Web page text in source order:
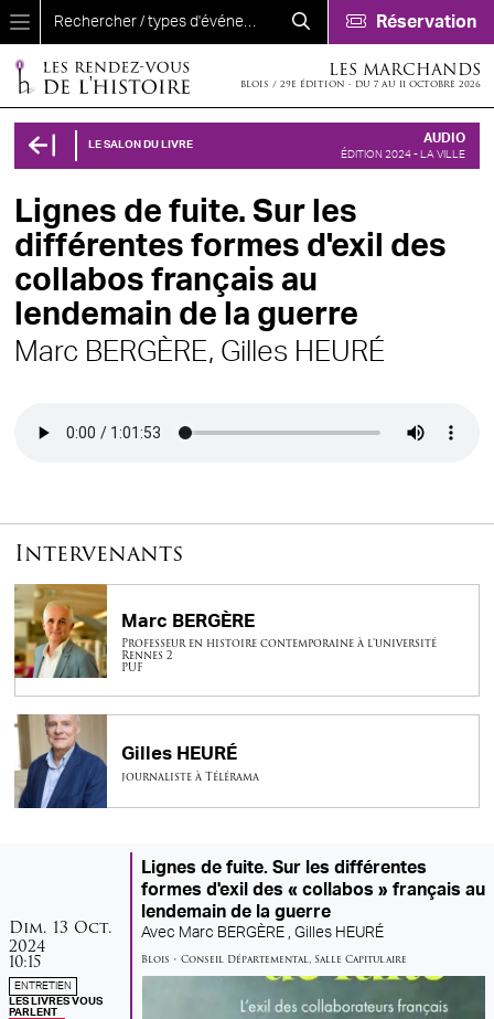
Aller au contenu principal
Réservation
LES MARCHANDS
BLOIS / 29E ÉDITION - DU 7 AU 11 OCTOBRE 2026
LE SALON DU LIVRE
AUDIO
ÉDITION 2024 - LA VILLE
Lignes de fuite. Sur les
différentes formes d'exil des
collabos français au
lendemain de la guerre
Marc BERGÈRE, Gilles HEURÉ
Intervenants
Marc BERGÈRE
Professeur en histoire contemporaine à l’université
Rennes 2
PUF
Gilles HEURÉ
journaliste à Télérama
dimanche
Dim. 13 octobre
Oct.
2024
10:15
ENTRETIEN
LES LIVRES VOUS
PARLENT
Lignes de fuite. Sur les différentes
formes d'exil des « collabos » français au
lendemain de la guerre
Avec Marc BERGÈRE , Gilles HEURÉ
Blois • Conseil Départemental, Salle Capitulaire